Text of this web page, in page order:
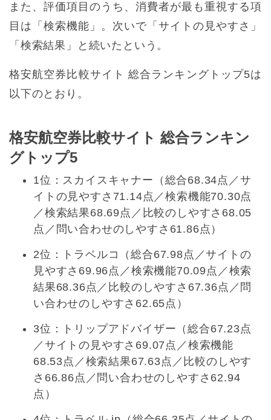
また、評価項目のうち、消費者が最も重視する項
目は「検索機能」。次いで「サイトの見やすさ」
「検索結果」と続いたという。
格安航空券比較サイト 総合ランキングトップ5は
以下のとおり。
格安航空券比較サイト 総合ランキン
グトップ5
1位：スカイスキャナー（総合68.34点／サ
イトの見やすさ71.14点／検索機能70.30点
／検索結果68.69点／比較のしやすさ68.05
点／問い合わせのしやすさ61.86点）
2位：トラベルコ（総合67.98点／サイトの
見やすさ69.96点／検索機能70.09点／検索
結果68.36点／比較のしやすさ67.36点／問
い合わせのしやすさ62.65点）
3位：トリップアドバイザー（総合67.23点
／サイトの見やすさ69.07点／検索機能
68.53点／検索結果67.63点／比較のしやす
さ66.86点／問い合わせのしやすさ62.94
点）